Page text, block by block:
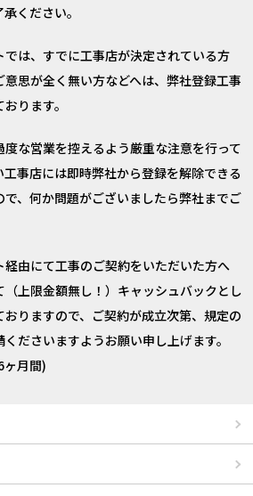
ください。
では、すでに工事店が決定されている方
思が全く無い方などへは、弊社登録工事
ります。
な営業を控えるよう厳重な注意を行って
事店には即時弊社から登録を解除できる
、何か問題がございましたら弊社までご
経由にて工事のご契約をいただいた方へ
上限金額無し！）キャッシュバックとし
りますので、ご契約が成立次第、規定の
ださいますようお願い申し上げます。
ヶ月間)